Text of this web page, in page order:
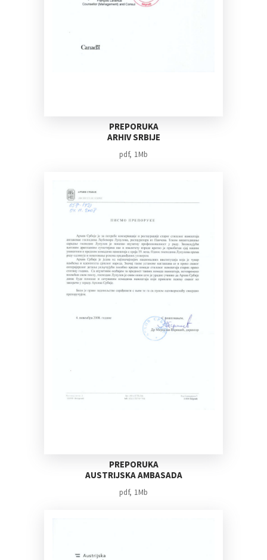
PREPORUKA
ARHIV SRBIJE
pdf, 1Mb
PREPORUKA
AUSTRIJSKA AMBASADA
pdf, 1Mb